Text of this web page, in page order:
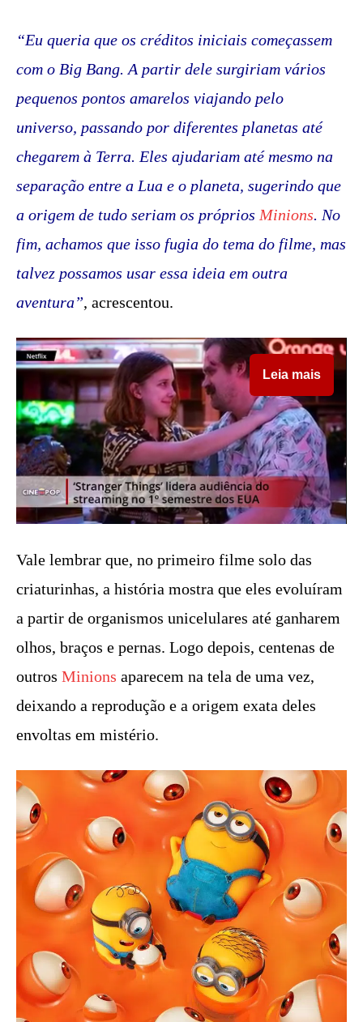
“Eu queria que os créditos iniciais começassem
com o Big Bang. A partir dele surgiriam vários
pequenos pontos amarelos viajando pelo
universo, passando por diferentes planetas até
chegarem à Terra. Eles ajudariam até mesmo na
separação entre a Lua e o planeta, sugerindo que
a origem de tudo seriam os próprios Minions. No
fim, achamos que isso fugia do tema do filme, mas
talvez possamos usar essa ideia em outra
aventura”, acrescentou.
Leia mais
Vale lembrar que, no primeiro filme solo das
criaturinhas, a história mostra que eles evoluíram
a partir de organismos unicelulares até ganharem
olhos, braços e pernas. Logo depois, centenas de
outros Minions aparecem na tela de uma vez,
deixando a reprodução e a origem exata deles
envoltas em mistério.